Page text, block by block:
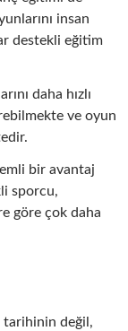
insan
destekli eğitim
daha hızlı
ve oyun
bir avantaj
sporcu,
göre çok daha
tarihinin değil,